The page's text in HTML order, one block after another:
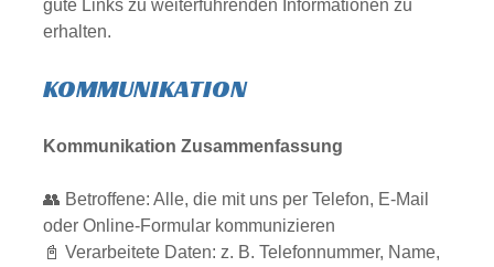
gute Links zu weiterführenden Informationen zu
erhalten.
KOMMUNIKATION
Kommunikation Zusammenfassung
👥 Betroffene: Alle, die mit uns per Telefon, E-Mail
oder Online-Formular kommunizieren
📓 Verarbeitete Daten: z. B. Telefonnummer, Name,